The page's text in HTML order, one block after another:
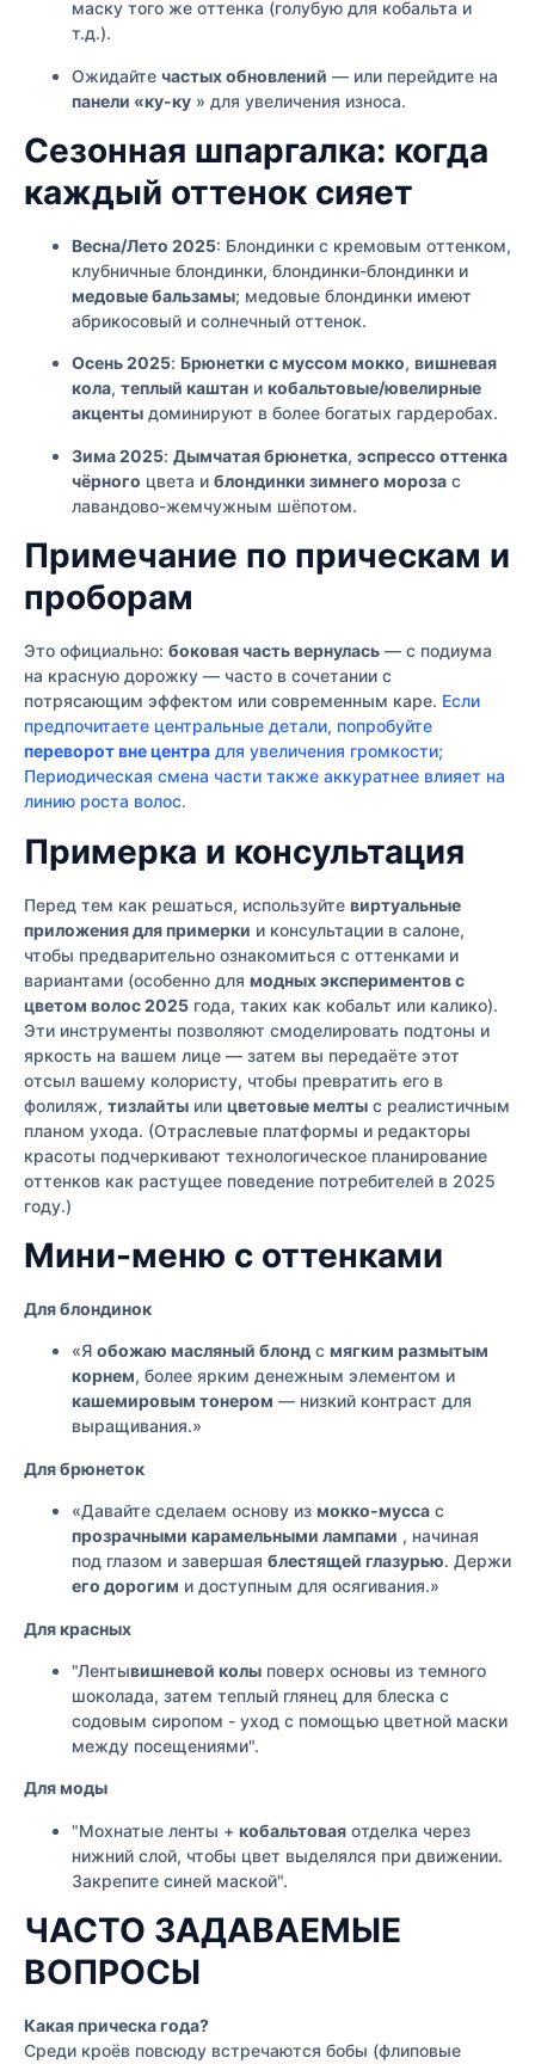
маску того же оттенка (голубую для кобальта и
т.д.).
Ожидайте частых обновлений — или перейдите на
панели «ку-ку » для увеличения износа.
Сезонная шпаргалка: когда
каждый оттенок сияет
Весна/Лето 2025: Блондинки с кремовым оттенком,
клубничные блондинки, блондинки-блондинки и
медовые бальзамы; медовые блондинки имеют
абрикосовый и солнечный оттенок.
Осень 2025: Брюнетки с муссом мокко, вишневая
кола, теплый каштан и кобальтовые/ювелирные
акценты доминируют в более богатых гардеробах.
Зима 2025: Дымчатая брюнетка, эспрессо оттенка
чёрного цвета и блондинки зимнего мороза с
лавандово-жемчужным шёпотом.
Примечание по прическам и
проборам
Это официально: боковая часть вернулась — с подиума
на красную дорожку — часто в сочетании с
потрясающим эффектом или современным каре. Если
предпочитаете центральные детали, попробуйте
переворот вне центра для увеличения громкости;
Периодическая смена части также аккуратнее влияет на
линию роста волос.
Примерка и консультация
Перед тем как решаться, используйте виртуальные
приложения для примерки и консультации в салоне,
чтобы предварительно ознакомиться с оттенками и
вариантами (особенно для модных экспериментов с
цветом волос 2025 года, таких как кобальт или калико).
Эти инструменты позволяют смоделировать подтоны и
яркость на вашем лице — затем вы передаёте этот
отсыл вашему колористу, чтобы превратить его в
фолиляж, тизлайты или цветовые мелты с реалистичным
планом ухода. (Отраслевые платформы и редакторы
красоты подчеркивают технологическое планирование
оттенков как растущее поведение потребителей в 2025
году.)
Мини-меню с оттенками
Для блондинок
«Я обожаю масляный блонд с мягким размытым
корнем, более ярким денежным элементом и
кашемировым тонером — низкий контраст для
выращивания.»
Для брюнеток
«Давайте сделаем основу из мокко-мусса с
прозрачными карамельными лампами , начиная
под глазом и завершая блестящей глазурью. Держи
его дорогим и доступным для осягивания.»
Для красных
"Лентывишневой колы поверх основы из темного
шоколада, затем теплый глянец для блеска с
содовым сиропом - уход с помощью цветной маски
между посещениями".
Для моды
"Мохнатые ленты + кобальтовая отделка через
нижний слой, чтобы цвет выделялся при движении.
Закрепите синей маской".
ЧАСТО ЗАДАВАЕМЫЕ
ВОПРОСЫ
Какая прическа года?
Среди кроёв повсюду встречаются бобы (флиповые